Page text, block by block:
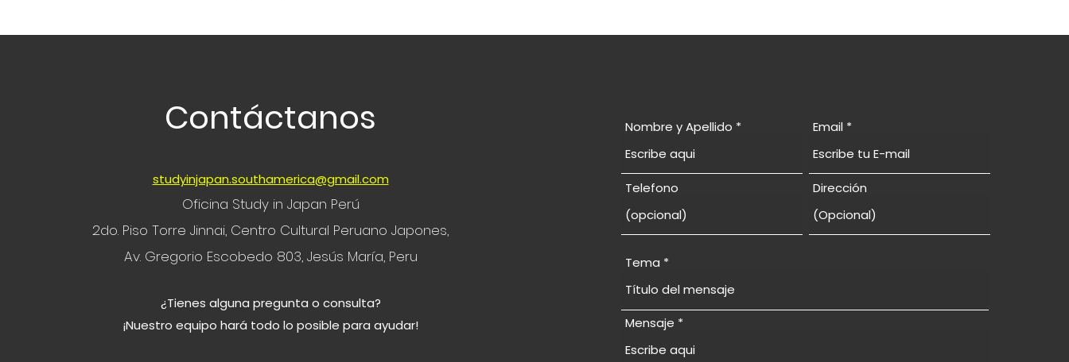
Contáctanos
studyinjapan.southamerica@gmail.com
Oficina Study in Japan Perú
2do. Piso Torre Jinnai, Centro Cultural Peruano Japones,
Av. Gregorio Escobedo 803, Jesús María, Peru
¿Tienes alguna pregunta o consulta?
¡Nuestro equipo hará todo lo posible para ayudar!
Nombre y Apellido Email
Telefono Dirección
Tema
Mensaje